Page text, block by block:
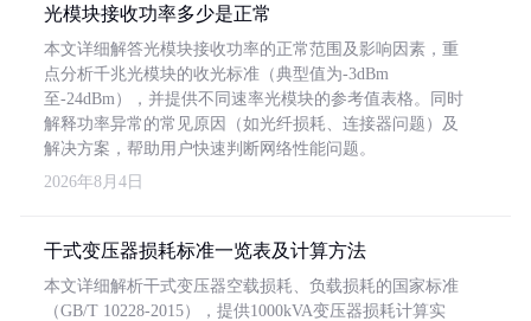
光模块接收功率多少是正常
本文详细解答光模块接收功率的正常范围及影响因素，重
点分析千兆光模块的收光标准（典型值为-3dBm
至-24dBm），并提供不同速率光模块的参考值表格。同时
解释功率异常的常见原因（如光纤损耗、连接器问题）及
解决方案，帮助用户快速判断网络性能问题。
2026年8月4日
干式变压器损耗标准一览表及计算方法
本文详细解析干式变压器空载损耗、负载损耗的国家标准
（GB/T 10228-2015），提供1000kVA变压器损耗计算实